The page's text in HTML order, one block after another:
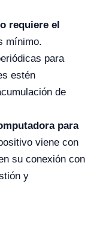
requiere el
mínimo.
para
estén
de
para
viene con
su conexión con
y